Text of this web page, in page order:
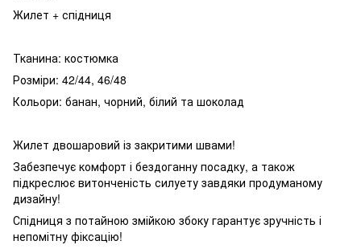
Жилет + спідниця
Тканина: костюмка
Розміри: 42/44, 46/48
Кольори: банан, чорний, білий та шоколад
Жилет двошаровий із закритими швами!
Забезпечує комфорт і бездоганну посадку, а також
підкреслює витонченість силуету завдяки продуманому
дизайну!
Спідниця з потайною змійкою збоку гарантує зручність і
непомітну фіксацію!